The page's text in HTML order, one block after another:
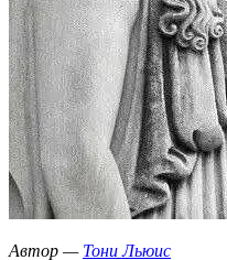
Автор — Тони Льюис